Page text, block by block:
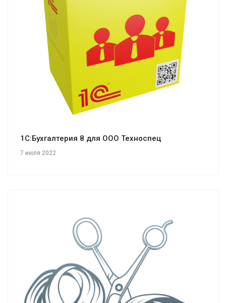
Смотреть проект
1С:Бухгалтерия 8 для ООО Техноспец
7 июля 2022
Смотреть проект